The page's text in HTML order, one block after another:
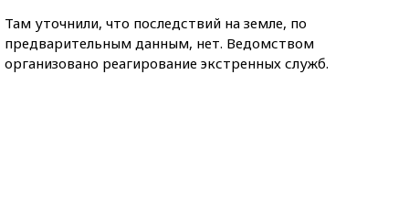
Там уточнили, что последствий на земле, по
предварительным данным, нет. Ведомством
организовано реагирование экстренных служб.